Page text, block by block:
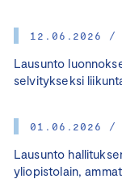
12.06.2026 /
Lausunto
selvitykseksi
01.06.2026 /
Lausunto
yliopistolain,